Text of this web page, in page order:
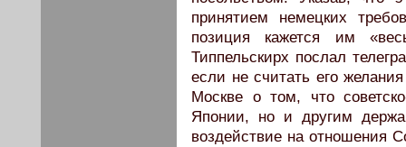
принятием немецких
позиция кажется им
Типпельскирх послал
если не считать его
Москве о том, что
Японии, но и другим
воздействие на отношения